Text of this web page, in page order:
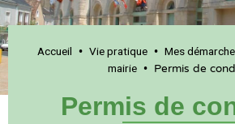
Accueil • Vie pratique • Mes
mairie • Permis de
Permis de